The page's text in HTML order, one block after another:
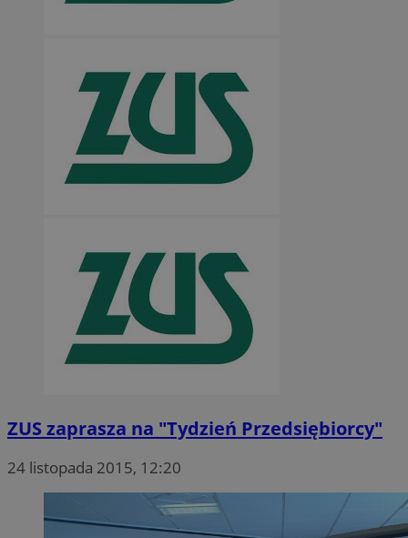
ZUS zaprasza na "Tydzień Przedsiębiorcy"
24 listopada 2015, 12:20